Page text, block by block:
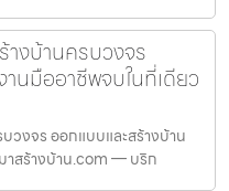
างบ้านครบวงจร
นมืออาชีพจบในที่เดียว
วงจร ออกแบบและสร้างบ้าน
าสร้างบ้าน.com — บริก